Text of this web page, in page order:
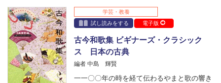
学芸・教養
試し読みをする
電子版
古今和歌集 ビギナーズ・クラシック
ス 日本の古典
編者 中島 輝賢
一一〇〇年の時を経て伝わるやまと歌の響き